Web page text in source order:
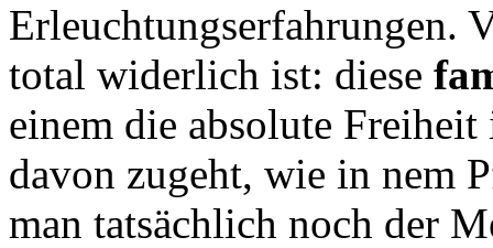
Erleuchtungserfahrungen.
total widerlich ist: diese
einem die absolute
davon zugeht, wie in nem
man tatsächlich noch der